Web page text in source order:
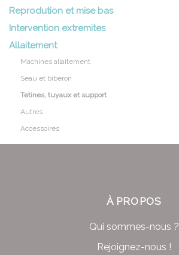
Reprodution et mise bas
Intervention extremites
Allaitement
Machines allaitement
Seau et biberon
Tetines, tuyaux et support
Autres
Accessoires
À PROPOS
Qui sommes-nous ?
Rejoignez-nous !